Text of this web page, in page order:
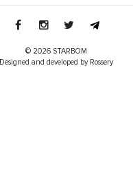
© 2026 STARBOM
Designed and developed by Rossery